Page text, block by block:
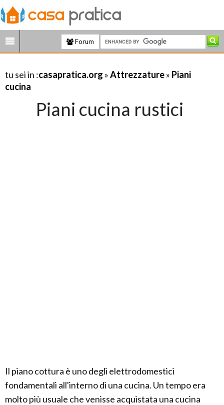
Forum
tu sei in :casapratica.org »Attrezzature» Piani
cucina
Piani cucina rustici
Il piano cottura è uno degli elettrodomestici
fondamentali all'interno di una cucina. Un tempo era
molto più usuale che venisse acquistata una cucina